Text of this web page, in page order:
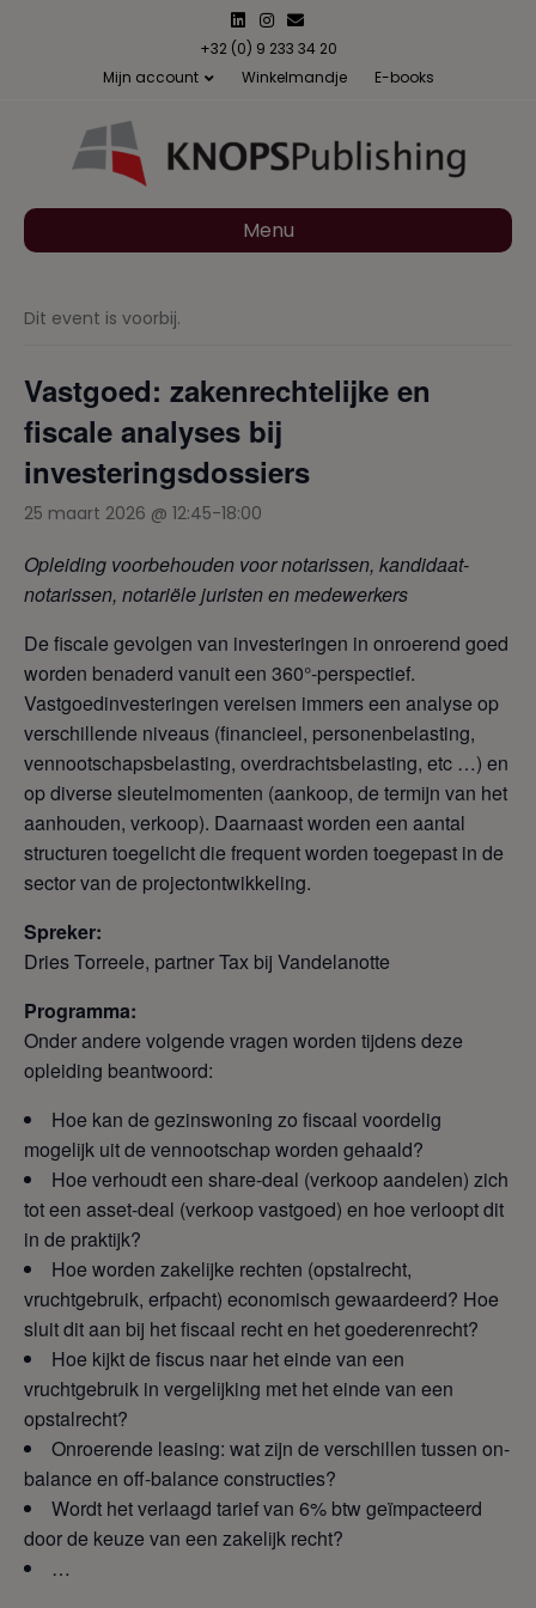
n
n
s
a
m
m
a
l
+32 (0) 9 233 34 20
Mijn account
Winkelmandje E-books
Menu
Dit event is voorbij.
Vastgoed: zakenrechtelijke en
fiscale analyses bij
investeringsdossiers
25 maart 2026 @ 12:45-18:00
Opleiding voorbehouden voor notarissen, kandidaat-
notarissen, notariële juristen en medewerkers
De fiscale gevolgen van investeringen in onroerend goed
worden benaderd vanuit een 360°-perspectief.
Vastgoedinvesteringen vereisen immers een analyse op
verschillende niveaus (financieel, personenbelasting,
vennootschapsbelasting, overdrachtsbelasting, etc …) en
op diverse sleutelmomenten (aankoop, de termijn van het
aanhouden, verkoop). Daarnaast worden een aantal
structuren toegelicht die frequent worden toegepast in de
sector van de projectontwikkeling.
Spreker:
Dries Torreele, partner Tax bij Vandelanotte
Programma:
Onder andere volgende vragen worden tijdens deze
opleiding beantwoord:
Hoe kan de gezinswoning zo fiscaal voordelig
mogelijk uit de vennootschap worden gehaald?
Hoe verhoudt een share-deal (verkoop aandelen) zich
tot een asset-deal (verkoop vastgoed) en hoe verloopt dit
in de praktijk?
Hoe worden zakelijke rechten (opstalrecht,
vruchtgebruik, erfpacht) economisch gewaardeerd? Hoe
sluit dit aan bij het fiscaal recht en het goederenrecht?
Hoe kijkt de fiscus naar het einde van een
vruchtgebruik in vergelijking met het einde van een
opstalrecht?
Onroerende leasing: wat zijn de verschillen tussen on-
balance en off-balance constructies?
Wordt het verlaagd tarief van 6% btw geïmpacteerd
door de keuze van een zakelijk recht?
…